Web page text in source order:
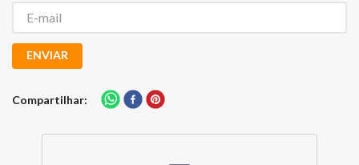
ENVIAR
Compartilhar